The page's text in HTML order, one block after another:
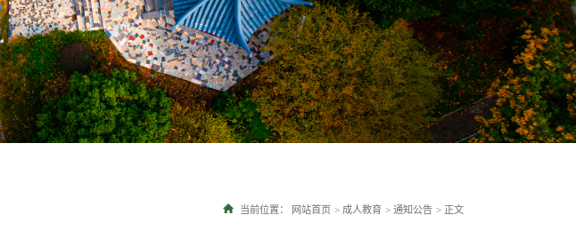
当前位置： 网站首页 > 成人教育 > 通知公告 > 正文